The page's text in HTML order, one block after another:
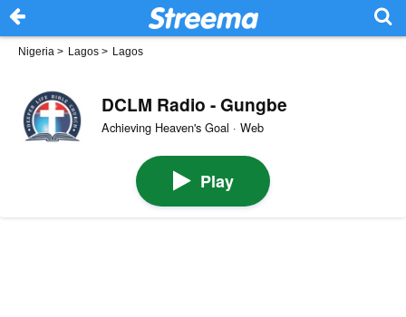
Nigeria > Lagos > Lagos
DCLM Radio - Gungbe
Achieving Heaven's Goal · Web
Play